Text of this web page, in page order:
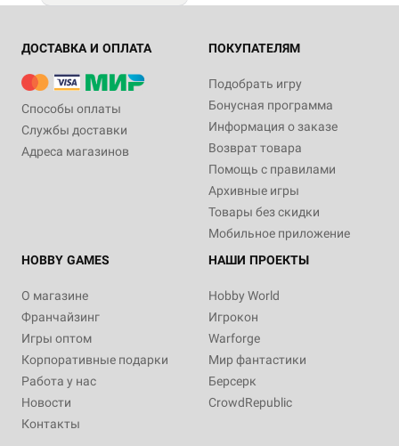
ДОСТАВКА И ОПЛАТА
Способы оплаты
Службы доставки
Адреса магазинов
ПОКУПАТЕЛЯМ
Подобрать игру
Бонусная программа
Информация о заказе
Возврат товара
Помощь с правилами
Архивные игры
Товары без скидки
Мобильное приложение
HOBBY GAMES
О магазине
Франчайзинг
Игры оптом
Корпоративные подарки
Работа у нас
Новости
Контакты
НАШИ ПРОЕКТЫ
Hobby World
Игрокон
Warforge
Мир фантастики
Берсерк
CrowdRepublic